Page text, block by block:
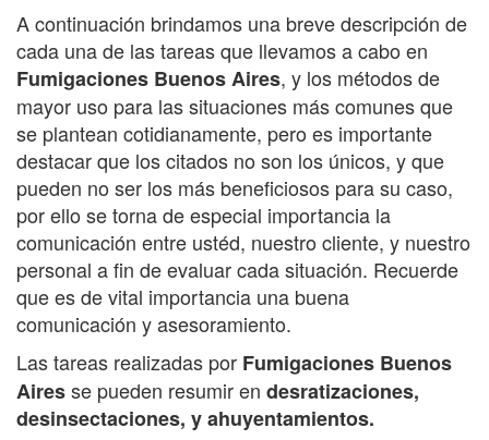
A continuación brindamos una breve descripción de
cada una de las tareas que llevamos a cabo en
Fumigaciones Buenos Aires, y los métodos de
mayor uso para las situaciones más comunes que
se plantean cotidianamente, pero es importante
destacar que los citados no son los únicos, y que
pueden no ser los más beneficiosos para su caso,
por ello se torna de especial importancia la
comunicación entre ustéd, nuestro cliente, y nuestro
personal a fin de evaluar cada situación. Recuerde
que es de vital importancia una buena
comunicación y asesoramiento.
Las tareas realizadas por Fumigaciones Buenos
Airesse pueden resumir en desratizaciones,
desinsectaciones, y ahuyentamientos.